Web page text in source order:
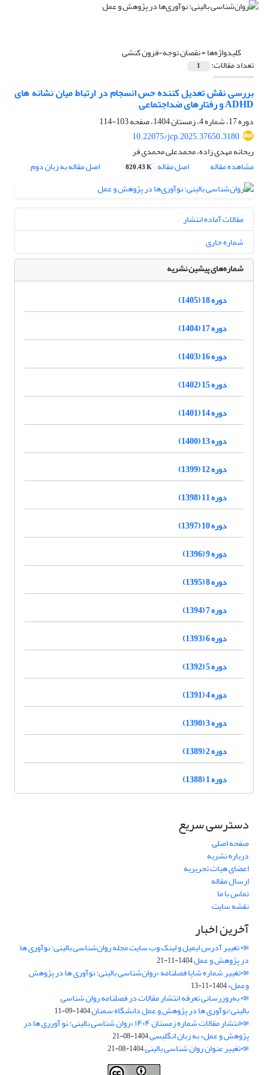
کلیدواژه‌ها =نقصان توجه-فزون کنشی
تعداد مقالات: 1
بررسی نقش تعدیل کننده حس انسجام در ارتباط میان نشانه های
ADHD و رفتارهای ضداجتماعی
دوره 17، شماره 4، زمستان 1404، صفحه
103-114
10.22075/jcp.2025.37650.3180
ریحانه مهدی زاده، محمدعلی محمدی فر
مشاهده مقاله
اصل مقاله 820.43 K اصل مقاله به زبان دوم
مقالات آماده انتشار
شماره جاری
شماره‌های پیشین نشریه
دوره 18 (1405)
دوره 17 (1404)
دوره 16 (1403)
دوره 15 (1402)
دوره 14 (1401)
دوره 13 (1400)
دوره 12 (1399)
دوره 11 (1398)
دوره 10 (1397)
دوره 9 (1396)
دوره 8 (1395)
دوره 7 (1394)
دوره 6 (1393)
دوره 5 (1392)
دوره 4 (1391)
دوره 3 (1390)
دوره 2 (1389)
دوره 1 (1388)
دسترسی سریع
صفحه اصلی
درباره نشریه
اعضای هیات تحریریه
ارسال مقاله
تماس با ما
نقشه سایت
آخرین اخبار
📣 تغییر آدرس ایمیل و لینک وب‌ سایت مجله روان‌شناسی بالینی: نوآوری ها
در پژوهش و عمل1404-11-21
📣تغییر شماره شاپا فصلنامه «روان‌شناسی بالینی: نوآوری ها در پژوهش
وعمل»1404-11-13
📣 به‌روزرسانی تعرفه انتشار مقالات در فصلنامه روان شناسی
بالینی:نوآوری ها در پژوهش و عمل دانشگاه سمنان1404-09-11
📣انتشار مقالات شماره زمستان ۱۴۰۴ «روان شناسی بالینی: نو آورری ها در
پژوهش و عمل» به زبان انگلیسی1404-08-21
📣تغییر عنوان روان شناسی بالینی1404-08-21